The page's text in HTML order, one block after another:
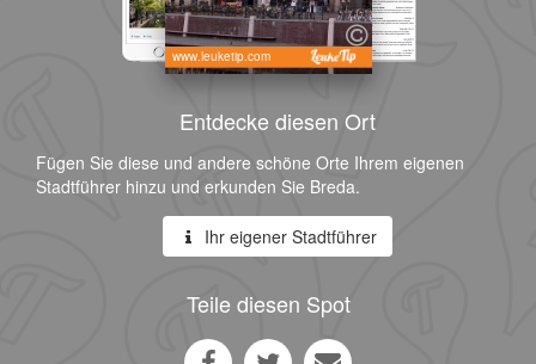
www.leuketip.com
Entdecke diesen Ort
Fügen Sie diese und andere schöne Orte Ihrem eigenen
Stadtführer hinzu und erkunden Sie Breda.
Ihr eigener Stadtführer
Teile diesen Spot